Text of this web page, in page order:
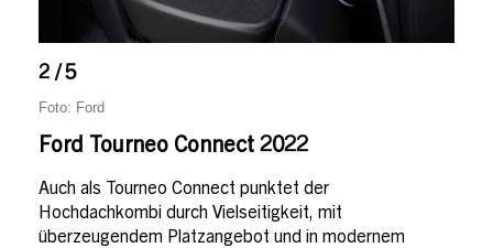
2 / 5
Foto: Ford
Ford Tourneo Connect 2022
Auch als Tourneo Connect punktet der
Hochdachkombi durch Vielseitigkeit, mit
überzeugendem Platzangebot und in modernem